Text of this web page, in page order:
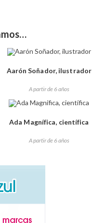
Aarón Soñador, ilustrador
A partir de 6 años
Ada Magnífica, científica
A partir de 6 años